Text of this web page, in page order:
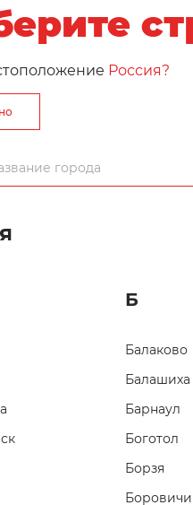
Покупка и
ОФИЦИАЛЬНОЕ
Россия?
Б
Балаково
Балашиха
Барнаул
Боготол
Борзя
Боровичи